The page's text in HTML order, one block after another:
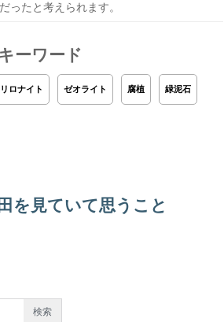
ったと考えられます。
ーワード
ロナイト ゼオライト 腐植 緑泥石
を見ていて思うこと